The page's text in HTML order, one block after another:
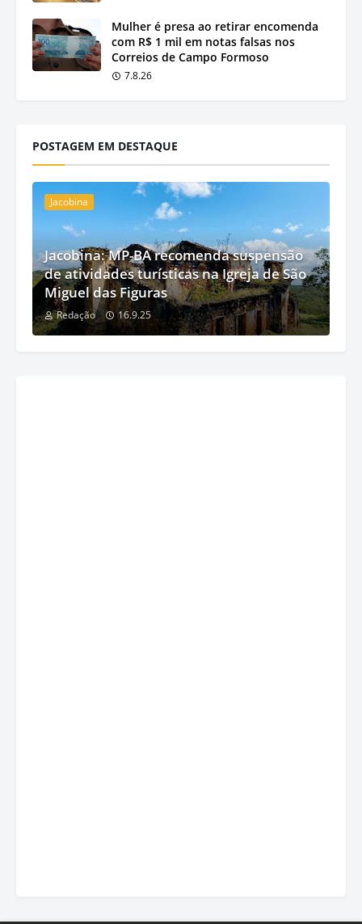
Mulher é presa ao retirar encomenda
com R$ 1 mil em notas falsas nos
Correios de Campo Formoso
7.8.26
POSTAGEM EM DESTAQUE
Jacobina
Jacobina: MP-BA recomenda suspensão
de atividades turísticas na Igreja de São
Miguel das Figuras
Redação 16.9.25